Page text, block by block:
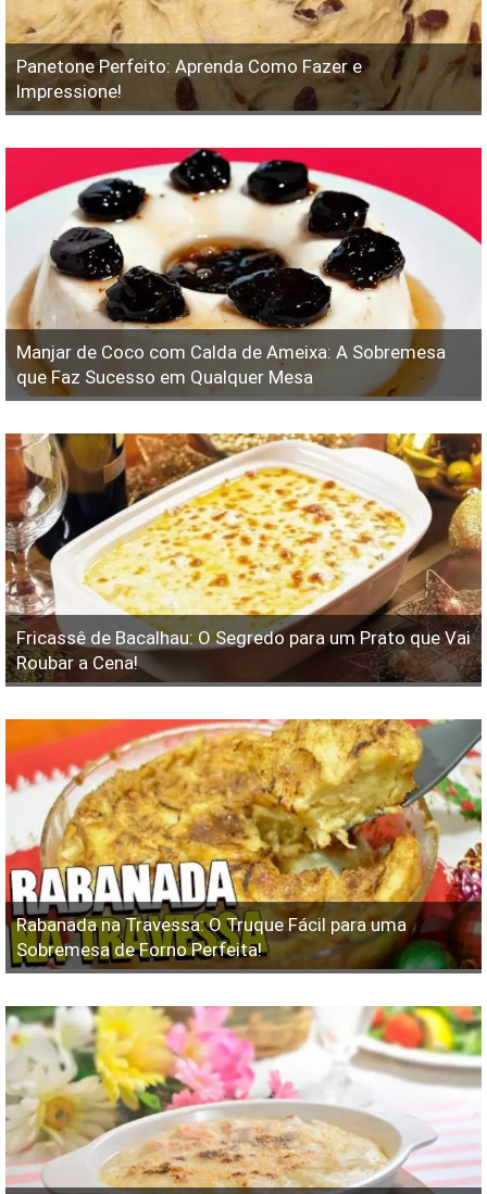
Panetone Perfeito: Aprenda Como Fazer e
Impressione!
Manjar de Coco com Calda de Ameixa: A Sobremesa
que Faz Sucesso em Qualquer Mesa
Fricassê de Bacalhau: O Segredo para um Prato que Vai
Roubar a Cena!
Rabanada na Travessa: O Truque Fácil para uma
Sobremesa de Forno Perfeita!